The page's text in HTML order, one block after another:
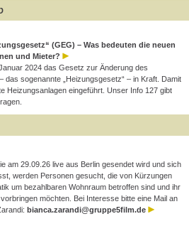
(GEG) – Was bedeuten die neuen
und Mieter?
2024 das Gesetz zur Änderung des
sogenannte „Heizungsgesetz“ – in Kraft. Damit
Heizungsanlagen eingeführt. Unser Info 127 gibt
am 29.09.26 live aus Berlin gesendet wird und sich
werden Personen gesucht, die von Kürzungen
um bezahlbaren Wohnraum betroffen sind und ihr
möchten. Bei Interesse bitte eine Mail an
bianca.zarandi@gruppe5film.de